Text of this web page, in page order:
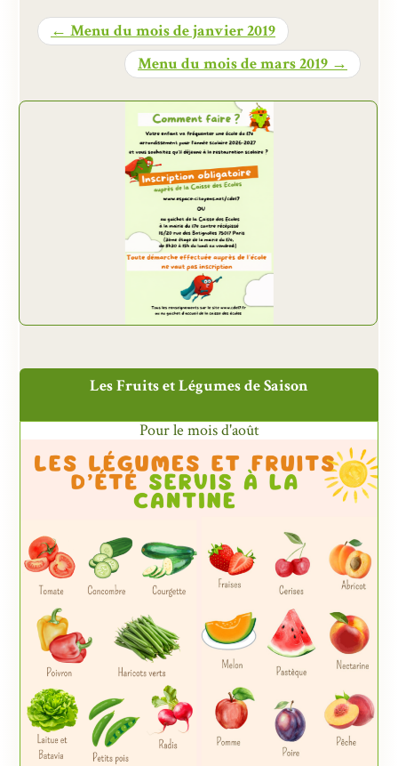
Inscriptions et tarifs
Qualité
Menus
Recrutement
Nous contacter
← Menu du mois de janvier 2019
Menu du mois de mars 2019 →
Les Fruits et Légumes de Saison
Pour le mois d'août